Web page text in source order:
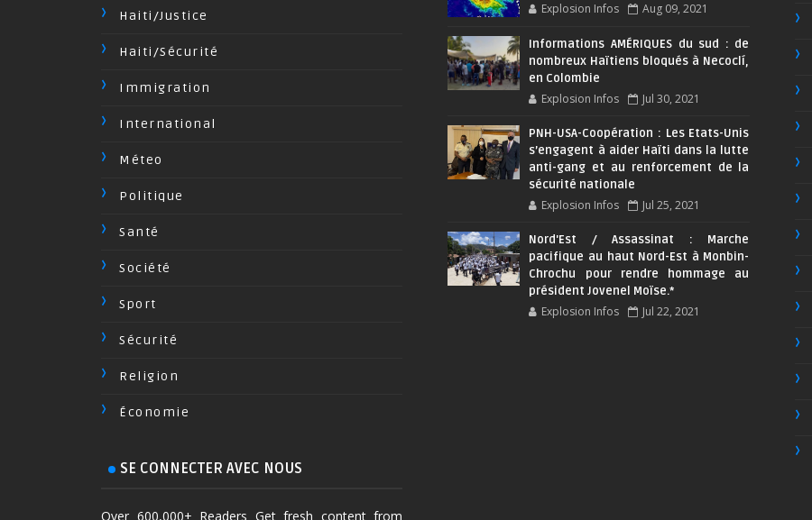
Haiti/Justice
Haiti/Sécurité
Immigration
International
Méteo
Politique
Santé
Société
Sport
Sécurité
Religion
Économie
SE CONNECTER AVEC NOUS
Over 600,000+ Readers Get fresh content from
Explosion Infos Aug 09, 2021
Informations AMÉRIQUES du sud : de
nombreux Haïtiens bloqués à Necoclí,
en Colombie
Explosion Infos Jul 30, 2021
PNH-USA-Coopération : Les Etats-Unis
s’engagent à aider Haïti dans la lutte
anti-gang et au renforcement de la
sécurité nationale
Explosion Infos Jul 25, 2021
Nord'Est / Assassinat : Marche
pacifique au haut Nord-Est à Monbin-
Chrochu pour rendre hommage au
président Jovenel Moïse.*
Explosion Infos Jul 22, 2021